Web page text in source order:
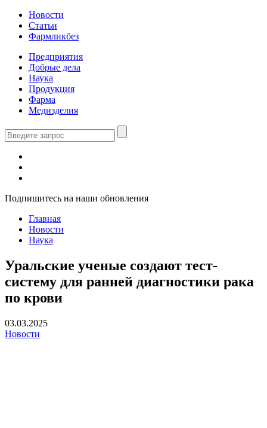
Новости
Статьи
Фармликбез
Предприятия
Добрые дела
Наука
Продукция
Фарма
Медизделия
Подпишитесь на наши обновления
Главная
Новости
Наука
Уральские ученые создают тест-
систему для ранней диагностики рака
по крови
03.03.2025
Новости